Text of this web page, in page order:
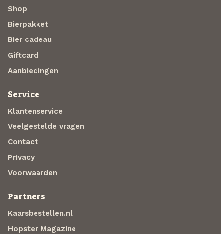
Shop
Bierpakket
Bier cadeau
Giftcard
Aanbiedingen
Service
Klantenservice
Veelgestelde vragen
Contact
Privacy
Voorwaarden
Partners
Kaarsbestellen.nl
Hopster Magazine